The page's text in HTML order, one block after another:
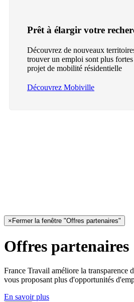
Prêt à élargir votre
Découvrez de nouveaux
trouver un emploi sont plus
projet de mobilité résidentielle
Découvrez Mobiville
× Fermer la fenêtre "Offres partenaires"
Offres partenaires
France Travail améliore la transparence
vous proposant plus d'opportunités
En savoir plus